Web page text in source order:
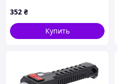
352 ₴
Купить